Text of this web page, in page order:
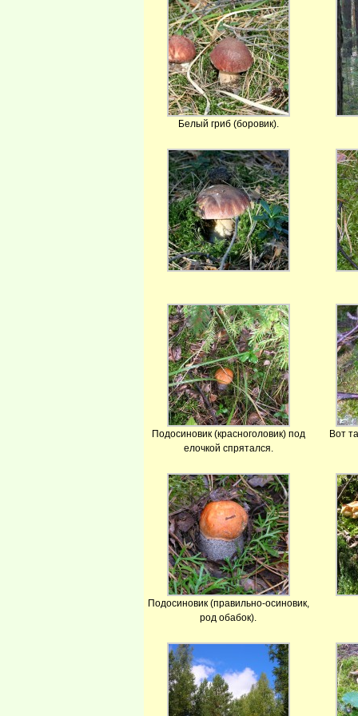
Белый гриб (боровик).
Подосиновик (красноголовик) под
елочкой спрятался.
Вот
Подосиновик (правильно-осиновик,
род обабок).